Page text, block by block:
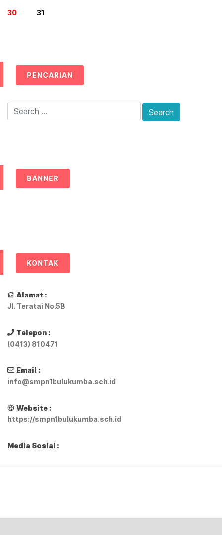
30 31
PENCARIAN
BANNER
KONTAK
Alamat :
Jl. Teratai No.5B
Telepon :
(0413) 810471
Email :
info@smpn1bulukumba.sch.id
Website :
https://smpn1bulukumba.sch.id
Media Sosial :